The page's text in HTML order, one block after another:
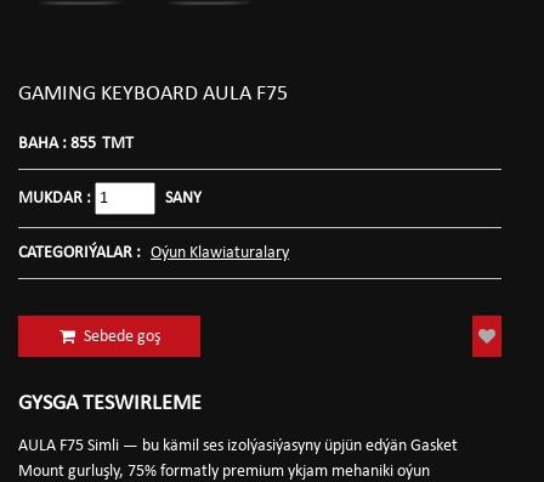
GAMING KEYBOARD AULA F75
BAHA : 855 TMT
MUKDAR : SANY
CATEGORIÝALAR : Oýun Klawiaturalary
Sebede goş
GYSGA TESWIRLEME
AULA F75 Simli — bu kämil ses izolýasiýasyny üpjün edýän Gasket
Mount gurluşly, 75% formatly premium ykjam mehaniki oýun